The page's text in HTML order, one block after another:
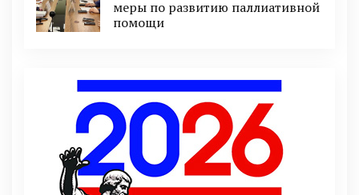
меры по развитию паллиативной
помощи